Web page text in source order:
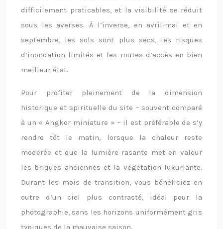
difficilement praticables, et la visibilité se réduit
sous les averses. À l’inverse, en avril-mai et en
septembre, les sols sont plus secs, les risques
d’inondation limités et les routes d’accès en bien
meilleur état.
Pour profiter pleinement de la dimension
historique et spirituelle du site – souvent comparé
à un « Angkor miniature » – il est préférable de s’y
rendre tôt le matin, lorsque la chaleur reste
modérée et que la lumière rasante met en valeur
les briques anciennes et la végétation luxuriante.
Durant les mois de transition, vous bénéficiez en
outre d’un ciel plus contrasté, idéal pour la
photographie, sans les horizons uniformément gris
typiques de la mauvaise saison.